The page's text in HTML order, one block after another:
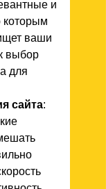
и
которым
ваши
выбор
для
сайта: